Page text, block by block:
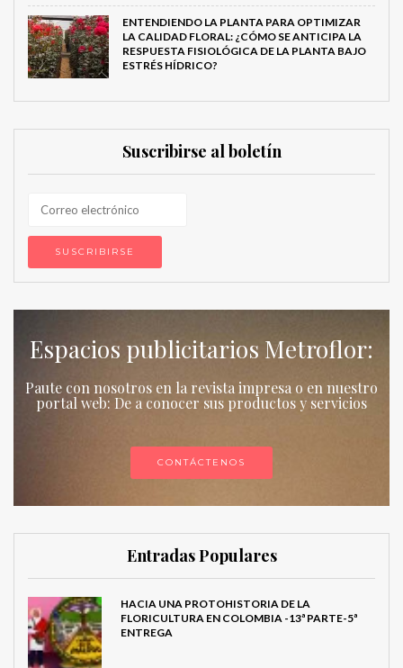
ENTENDIENDO LA PLANTA PARA OPTIMIZAR
LA CALIDAD FLORAL: ¿CÓMO SE ANTICIPA LA
RESPUESTA FISIOLÓGICA DE LA PLANTA BAJO
ESTRÉS HÍDRICO?
Suscribirse al boletín
Espacios publicitarios Metroflor:
Paute con nosotros en la revista impresa o en nuestro
portal web: De a conocer sus productos y servicios
CONTÁCTENOS
Entradas Populares
HACIA UNA PROTOHISTORIA DE LA
FLORICULTURA EN COLOMBIA -13ª PARTE-5ª
ENTREGA